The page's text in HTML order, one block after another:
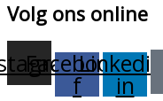
Volg ons online
Facebook-
f
Linkedin-
in